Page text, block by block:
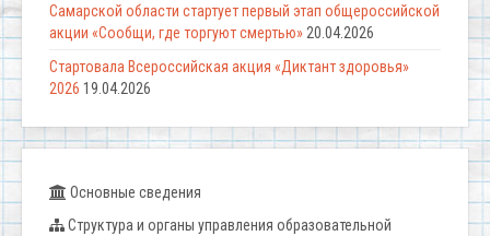
Самарской области стартует первый этап общероссийской
акции «Сообщи, где торгуют смертью»20.04.2026
Стартовала Всероссийская акция «Диктант здоровья»
2026 19.04.2026
Основные сведения
Структура и органы управления образовательной